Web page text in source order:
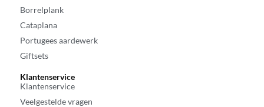
Borrelplank
Cataplana
Portugees aardewerk
Giftsets
Klantenservice
Klantenservice
Veelgestelde vragen